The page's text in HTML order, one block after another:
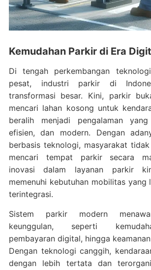
Kemudahan Parkir di Era
Di tengah perkembangan
pesat, industri parkir di
transformasi besar. Kini, parkir
mencari lahan kosong untuk
beralih menjadi pengalaman
efisien, dan modern. Dengan
berbasis teknologi, masyarakat
mencari tempat parkir secara
inovasi dalam layanan parkir
memenuhi kebutuhan mobilitas yang
terintegrasi.
Sistem parkir modern
keunggulan, seperti
pembayaran digital, hingga
Dengan teknologi canggih,
dengan lebih tertata dan